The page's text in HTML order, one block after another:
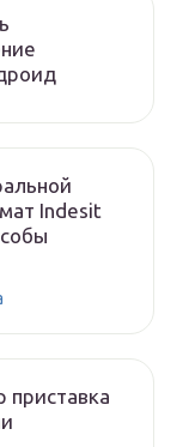
Indesit
приставка